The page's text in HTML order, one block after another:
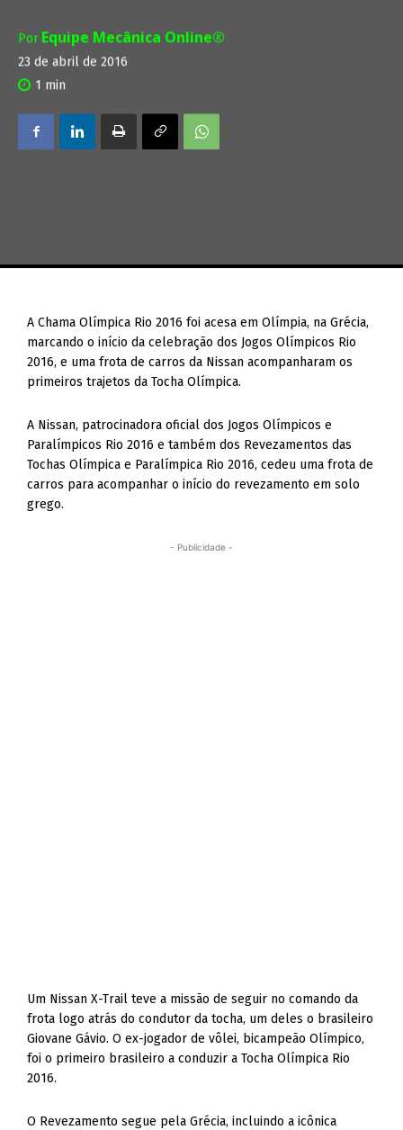
Por Equipe Mecânica Online®
23 de abril de 2016
1 min
A Chama Olímpica Rio 2016 foi acesa em Olímpia, na Grécia,
marcando o início da celebração dos Jogos Olímpicos Rio
2016, e uma frota de carros da Nissan acompanharam os
primeiros trajetos da Tocha Olímpica.
A Nissan, patrocinadora oficial dos Jogos Olímpicos e
Paralímpicos Rio 2016 e também dos Revezamentos das
Tochas Olímpica e Paralímpica Rio 2016, cedeu uma frota de
carros para acompanhar o início do revezamento em solo
grego.
- Publicidade -
Um Nissan X-Trail teve a missão de seguir no comando da
frota logo atrás do condutor da tocha, um deles o brasileiro
Giovane Gávio. O ex-jogador de vôlei, bicampeão Olímpico,
foi o primeiro brasileiro a conduzir a Tocha Olímpica Rio
2016.
O Revezamento segue pela Grécia, incluindo a icônica